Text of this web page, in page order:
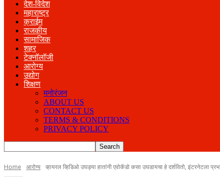
देश-विदेश
महाराष्ट्र
क्राईम
राजकीय
सामाजिक
शहर
टेक्नॉलॉजी
आरोग्य
उद्योग
शिक्षण
मनोरंजन
ABOUT US
CONTACT US
TERMS & CONDITIONS
PRIVACY POLICY
Home आरोग्य व्हायरल व्हिडिओ उघड्या हातांनी एवोकॅडो कसा उघडायचा हे दर्शवितो, इंटरनेटला